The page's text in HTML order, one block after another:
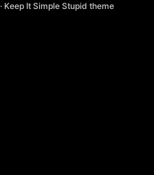
· Keep It Simple Stupid theme